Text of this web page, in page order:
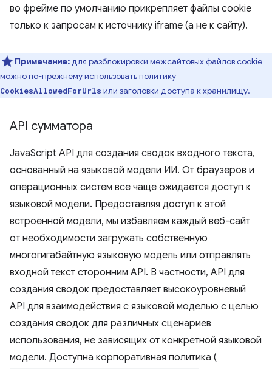
во фрейме по умолчанию прикрепляет файлы cookie
только к запросам к источнику iframe (а не к сайту).
Примечание:для разблокировки межсайтовых файлов cookie
можно по-прежнему использовать политику
CookiesAllowedForUrls или заголовки доступа к хранилищу.
API сумматора
JavaScript API для создания сводок входного текста,
основанный на языковой модели ИИ. От браузеров и
операционных систем все чаще ожидается доступ к
языковой модели. Предоставляя доступ к этой
встроенной модели, мы избавляем каждый веб-сайт
от необходимости загружать собственную
многогигабайтную языковую модель или отправлять
входной текст сторонним API. В частности, API для
создания сводок предоставляет высокоуровневый
API для взаимодействия с языковой моделью с целью
создания сводок для различных сценариев
использования, не зависящих от конкретной языковой
модели. Доступна корпоративная политика (